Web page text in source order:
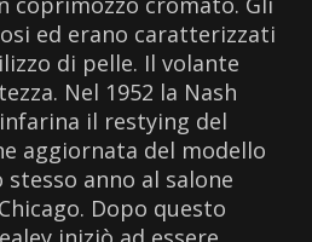
ed erano caratterizzati
di pelle. Il volante
Nel 1952 la Nash
il restying del
aggiornata del modello
anno al salone
Dopo questo